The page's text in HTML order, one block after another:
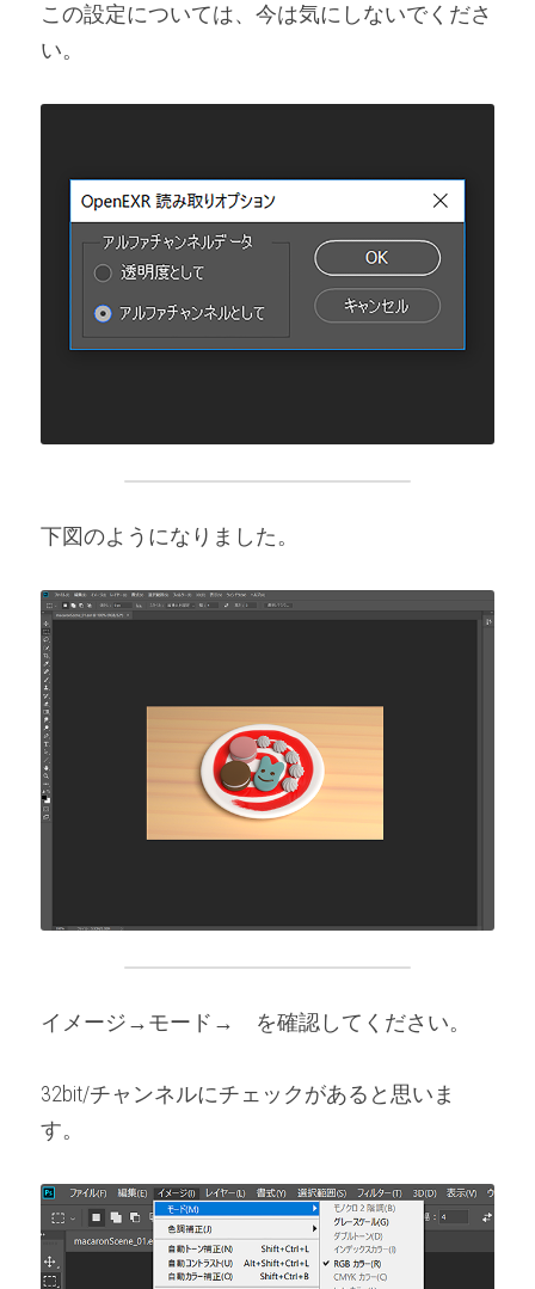
この設定については、今は気にしないでくださ
い。
下図のようになりました。
イメージ→モード→　を確認してください。
32bit/チャンネルにチェックがあると思いま
す。